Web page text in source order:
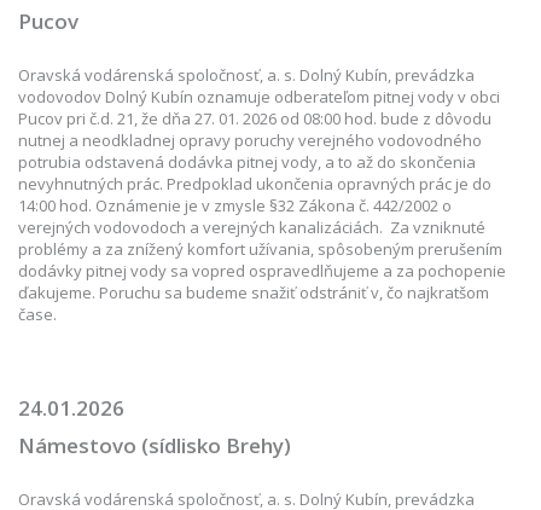
Pucov
Oravská vodárenská spoločnosť, a. s. Dolný Kubín, prevádzka
vodovodov Dolný Kubín oznamuje odberateľom pitnej vody v obci
Pucov pri č.d. 21, že dňa 27. 01. 2026 od 08:00 hod. bude z dôvodu
nutnej a neodkladnej opravy poruchy verejného vodovodného
potrubia odstavená dodávka pitnej vody, a to až do skončenia
nevyhnutných prác. Predpoklad ukončenia opravných prác je do
14:00 hod. Oznámenie je v zmysle §32 Zákona č. 442/2002 o
verejných vodovodoch a verejných kanalizáciách. Za vzniknuté
problémy a za znížený komfort užívania, spôsobeným prerušením
dodávky pitnej vody sa vopred ospravedlňujeme a za pochopenie
ďakujeme. Poruchu sa budeme snažiť odstrániť v, čo najkratšom
čase.
24.01.2026
Námestovo (sídlisko Brehy)
Oravská vodárenská spoločnosť, a. s. Dolný Kubín, prevádzka